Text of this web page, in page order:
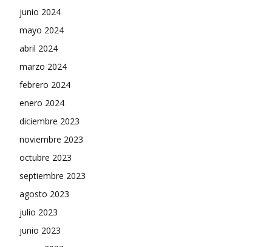
junio 2024
mayo 2024
abril 2024
marzo 2024
febrero 2024
enero 2024
diciembre 2023
noviembre 2023
octubre 2023
septiembre 2023
agosto 2023
julio 2023
junio 2023